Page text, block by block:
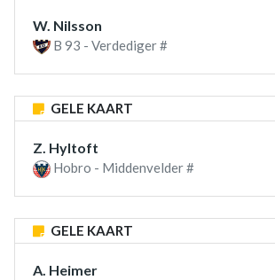
W. Nilsson
B 93 - Verdediger #
GELE KAART
Z. Hyltoft
Hobro - Middenvelder #
GELE KAART
A. Heimer